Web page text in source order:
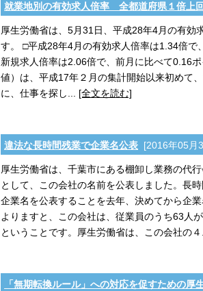
就業地別の有効求人倍率 全都道府県１倍上
厚生労働省は、5月31日、平成28年4月の有効
す。 □平成28年4月の有効求人倍率は1.34倍
新規求人倍率は2.06倍で、前月に比べて0.16
値）は、平成17年２月の集計開始以来初めて
に、仕事を探し... [全文を読む]
違法な長時間残業で企業名公表 [2016年05月
厚生労働省は、千葉市にある棚卸し業務の代
として、この会社の名前を公表しました。長
企業名を公表することを去年、決めてから企
よりますと、この会社は、従業員のうち63人
ということです。厚生労働省は、この会社の４
「無期転換ルール」への対応を促すための厚